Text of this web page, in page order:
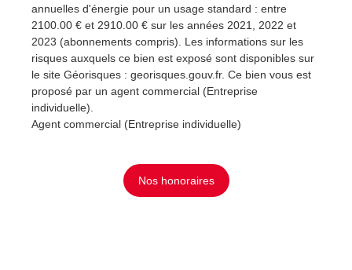
annuelles d'énergie pour un usage standard : entre
2100.00 € et 2910.00 € sur les années 2021, 2022 et
2023 (abonnements compris). Les informations sur les
risques auxquels ce bien est exposé sont disponibles sur
le site Géorisques : georisques.gouv.fr. Ce bien vous est
proposé par un agent commercial (Entreprise
individuelle).
Agent commercial (Entreprise individuelle)
Nos honoraires